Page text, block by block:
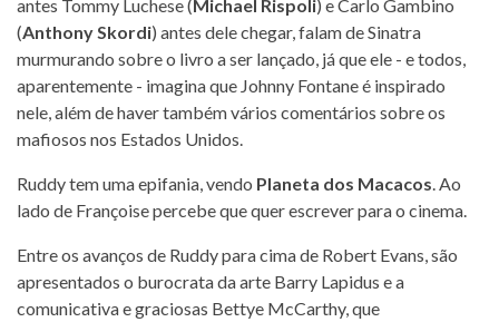
antes Tommy Luchese (Michael Rispoli) e Carlo Gambino
(Anthony Skordi) antes dele chegar, falam de Sinatra
murmurando sobre o livro a ser lançado, já que ele - e todos,
aparentemente - imagina que Johnny Fontane é inspirado
nele, além de haver também vários comentários sobre os
mafiosos nos Estados Unidos.
Ruddy tem uma epifania, vendo Planeta dos Macacos . Ao
lado de Françoise percebe que quer escrever para o cinema.
Entre os avanços de Ruddy para cima de Robert Evans, são
apresentados o burocrata da arte Barry Lapidus e a
comunicativa e graciosas Bettye McCarthy, que